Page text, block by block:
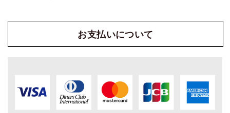
お支払いについて